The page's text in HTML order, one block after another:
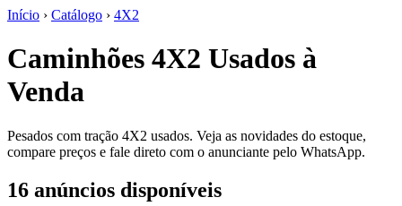
Início › Catálogo › 4X2
Caminhões 4X2 Usados à
Venda
Pesados com tração 4X2 usados. Veja as novidades do estoque,
compare preços e fale direto com o anunciante pelo WhatsApp.
16 anúncios disponíveis